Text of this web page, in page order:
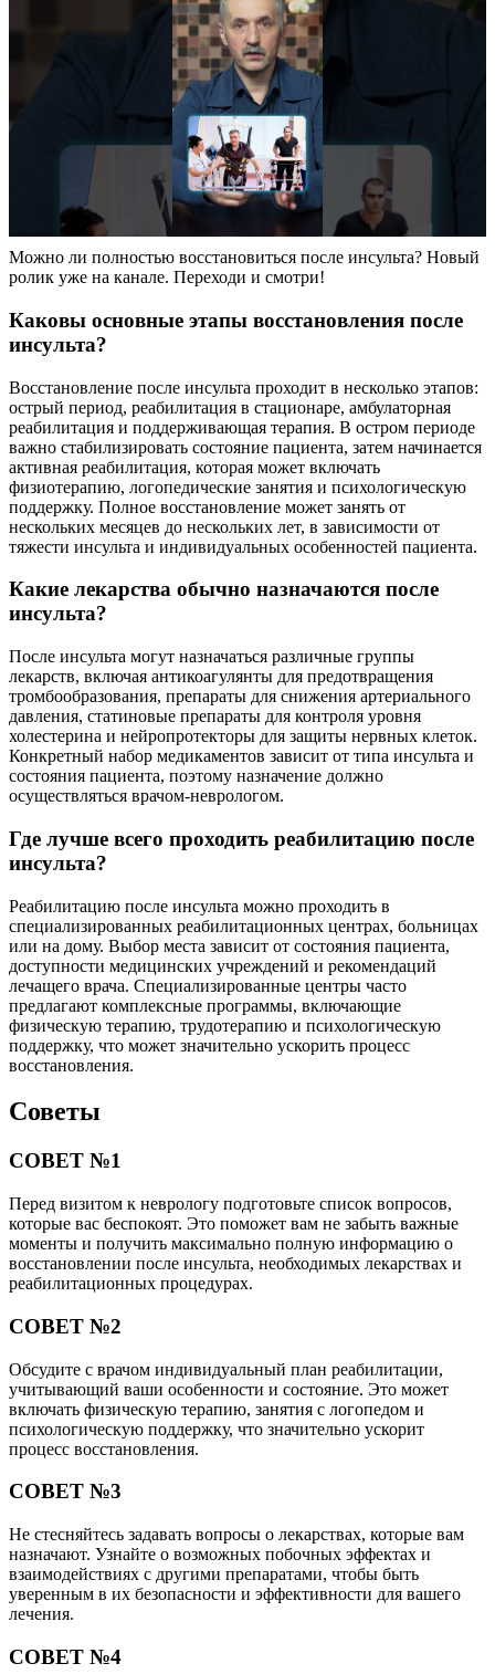
Можно ли полностью восстановиться после инсульта? Новый
ролик уже на канале. Переходи и смотри!
Каковы основные этапы восстановления после
инсульта?
Восстановление после инсульта проходит в несколько этапов:
острый период, реабилитация в стационаре, амбулаторная
реабилитация и поддерживающая терапия. В остром периоде
важно стабилизировать состояние пациента, затем начинается
активная реабилитация, которая может включать
физиотерапию, логопедические занятия и психологическую
поддержку. Полное восстановление может занять от
нескольких месяцев до нескольких лет, в зависимости от
тяжести инсульта и индивидуальных особенностей пациента.
Какие лекарства обычно назначаются после
инсульта?
После инсульта могут назначаться различные группы
лекарств, включая антикоагулянты для предотвращения
тромбообразования, препараты для снижения артериального
давления, статиновые препараты для контроля уровня
холестерина и нейропротекторы для защиты нервных клеток.
Конкретный набор медикаментов зависит от типа инсульта и
состояния пациента, поэтому назначение должно
осуществляться врачом-неврологом.
Где лучше всего проходить реабилитацию после
инсульта?
Реабилитацию после инсульта можно проходить в
специализированных реабилитационных центрах, больницах
или на дому. Выбор места зависит от состояния пациента,
доступности медицинских учреждений и рекомендаций
лечащего врача. Специализированные центры часто
предлагают комплексные программы, включающие
физическую терапию, трудотерапию и психологическую
поддержку, что может значительно ускорить процесс
восстановления.
Советы
СОВЕТ №1
Перед визитом к неврологу подготовьте список вопросов,
которые вас беспокоят. Это поможет вам не забыть важные
моменты и получить максимально полную информацию о
восстановлении после инсульта, необходимых лекарствах и
реабилитационных процедурах.
СОВЕТ №2
Обсудите с врачом индивидуальный план реабилитации,
учитывающий ваши особенности и состояние. Это может
включать физическую терапию, занятия с логопедом и
психологическую поддержку, что значительно ускорит
процесс восстановления.
СОВЕТ №3
Не стесняйтесь задавать вопросы о лекарствах, которые вам
назначают. Узнайте о возможных побочных эффектах и
взаимодействиях с другими препаратами, чтобы быть
уверенным в их безопасности и эффективности для вашего
лечения.
СОВЕТ №4